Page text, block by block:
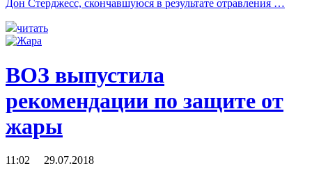
Дон Стерджесс, скончавшуюся в результате отравления …
читать
ВОЗ выпустила
рекомендации по защите от
жары
11:02 29.07.2018